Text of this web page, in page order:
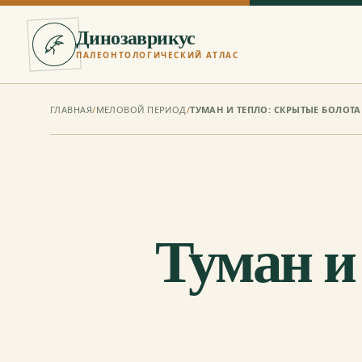
Динозаврикус
ПАЛЕОНТОЛОГИЧЕСКИЙ АТЛАС
ГЛАВНАЯ/МЕЛОВОЙ ПЕРИОД/ТУМАН И ТЕПЛО: СКРЫТЫЕ
Туман